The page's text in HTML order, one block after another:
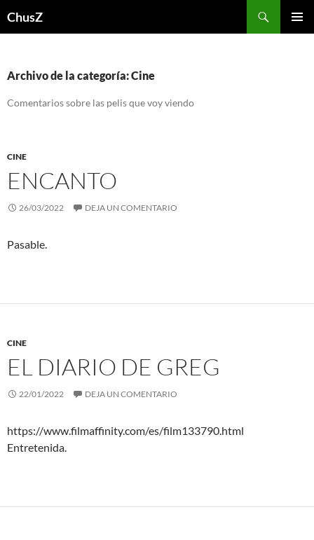
ChusZ
Archivo de la categoría: Cine
Comentarios sobre las pelis que voy viendo
CINE
ENCANTO
26/03/2022 DEJA UN COMENTARIO
Pasable.
CINE
EL DIARIO DE GREG
22/01/2022 DEJA UN COMENTARIO
https://www.filmaffinity.com/es/film133790.html
Entretenida.